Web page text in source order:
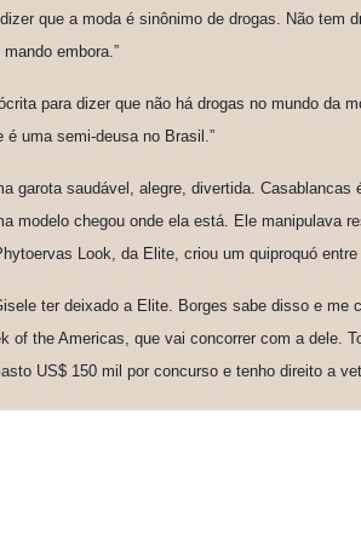
que a moda é sinônimo de drogas. Não tem
embora.”
para dizer que não há drogas no mundo da
uma semi-deusa no Brasil.”
garota saudável, alegre, divertida.
modelo chegou onde ela está. Ele manipulava
Look, da Elite, criou um quiproquó entre
ter deixado a Elite. Borges sabe disso e me
of the Americas, que vai concorrer com a dele.
US$ 150 mil por concurso e tenho direito a